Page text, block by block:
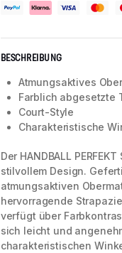
BESCHREIBUNG
Atmungsaktives
Farblich abgesetzte
Court-Style
Charakteristische
Der HANDBALL
stilvollem Design.
atmungsaktiven
hervorragende
verfügt über
sich leicht und
charakteristischen